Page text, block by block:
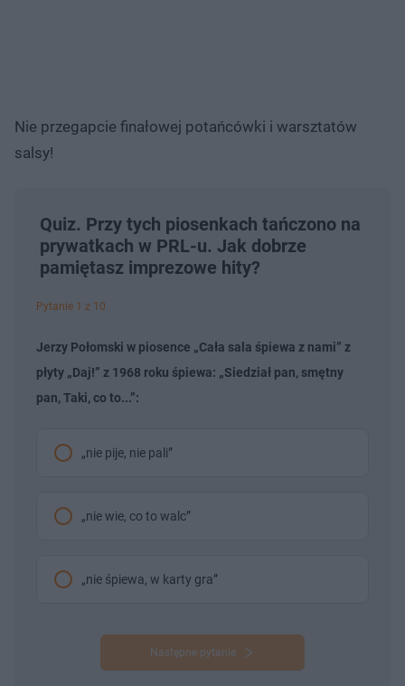
Nie przegapcie finałowej potańcówki i warsztatów
salsy!
Quiz. Przy tych piosenkach tańczono na
prywatkach w PRL-u. Jak dobrze
pamiętasz imprezowe hity?
Pytanie 1 z 10
Jerzy Połomski w piosence „Cała sala śpiewa z nami” z
płyty „Daj!” z 1968 roku śpiewa: „Siedział pan, smętny
pan, Taki, co to...”:
„nie pije, nie pali”
„nie wie, co to walc”
„nie śpiewa, w karty gra”
Następne pytanie